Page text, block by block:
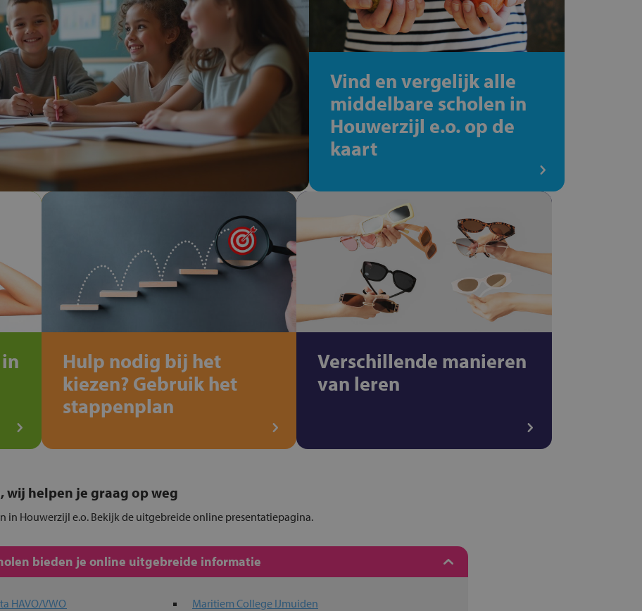
Vind en vergelijk alle
middelbare scholen in
Houwerzijl e.o. op de
kaart
Hulp nodig bij het
kiezen? Gebruik het
stappenplan
Verschillende manieren
van leren
wij helpen je graag op weg
in Houwerzijl e.o. Bekijk de uitgebreide online presentatiepagina.
bieden je online uitgebreide informatie
HAVO/VWO
Maritiem College IJmuiden